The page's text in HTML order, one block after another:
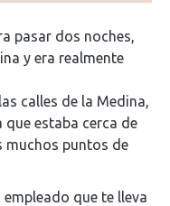
pasar dos noches,
y era realmente
calles de la Medina,
estaba cerca de
muchos puntos de
empleado que te lleva